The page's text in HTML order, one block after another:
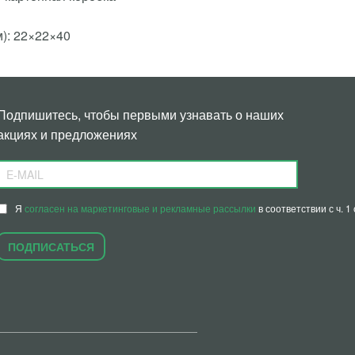
22×22×40
чтобы первыми узнавать о наших
и предложениях
Я согласен на маркетинговые и рекламные рассылки в соответствии с
ПОДПИСАТЬСЯ